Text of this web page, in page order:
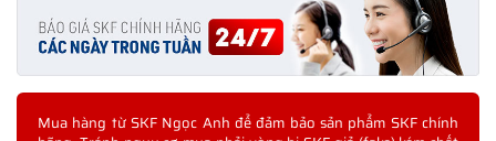
Mua hàng từ SKF Ngọc Anh để đảm bảo sản phẩm SKF chính